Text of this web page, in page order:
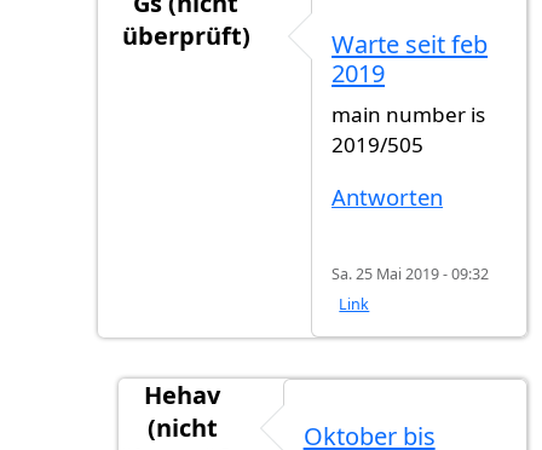
überprüft)
ich warte auch noch seit 5
Warte seit feb
2019
main number is
2019/505
Antworten
Sa. 25 Mai 2019 - 09:32
Link
Hehav
(nicht
Oktober bis